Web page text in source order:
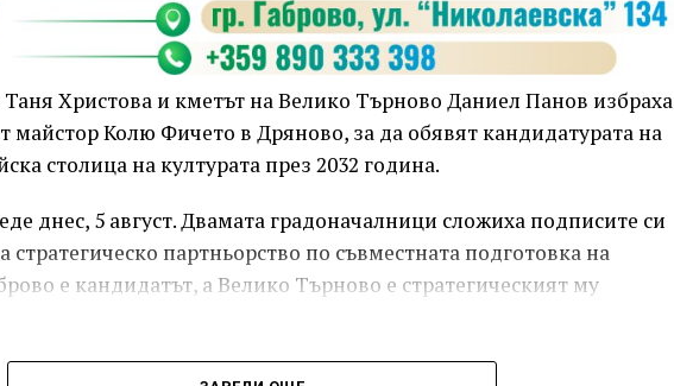
Христова и кметът на Велико Търново Даниел Панов избраха
майстор Колю Фичето в Дряново, за да обявят кандидатурата на
столица на културата през 2032 година.
днес, 5 август. Двамата градоначалници сложиха подписите си
партньорство по съвместната подготовка на
е кандидатът, а Велико Търново е стратегическият му